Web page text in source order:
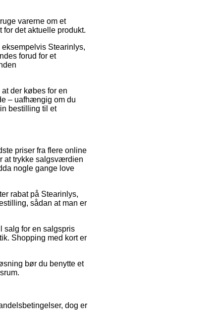
varerne om et
det aktuelle produkt.
Stearinlys,
forud for et
der købes for en
– uafhængig om du
bestilling til et
priser fra flere online
at trykke salgsværdien
nogle gange love
rabat på Stearinlys,
sådan at man er
salg for en salgspris
Shopping med kort er
bør du benytte et
dog er